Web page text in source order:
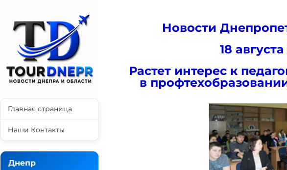
Новости
18
Растет интерес к
в
Главная страница
Наши Контакты
Днепр